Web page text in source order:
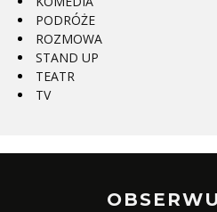
PODRÓŻE
ROZMOWA
STAND UP
TEATR
TV